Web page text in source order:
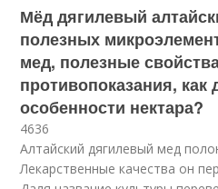
Мёд дягилевый
полезных
мед, полезные
противопоказания,
особенности нектара?
4636
Алтайский дягилевый мед
Лекарственные качества он